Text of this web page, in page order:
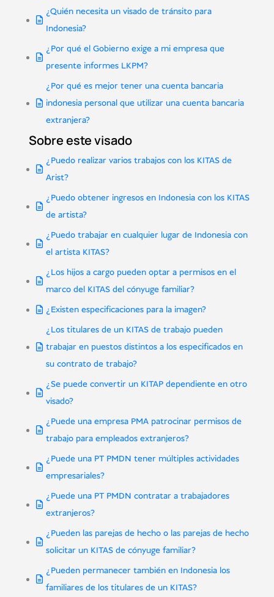
¿Quién necesita un visado de tránsito para
Indonesia?
¿Por qué el Gobierno exige a mi empresa que
presente informes LKPM?
¿Por qué es mejor tener una cuenta bancaria
indonesia personal que utilizar una cuenta bancaria
extranjera?
Sobre este visado
¿Puedo realizar varios trabajos con los KITAS de
Arist?
¿Puedo obtener ingresos en Indonesia con los KITAS
de artista?
¿Puedo trabajar en cualquier lugar de Indonesia con
el artista KITAS?
¿Los hijos a cargo pueden optar a permisos en el
marco del KITAS del cónyuge familiar?
¿Existen especificaciones para la imagen?
¿Los titulares de un KITAS de trabajo pueden
trabajar en puestos distintos a los especificados en
su contrato de trabajo?
¿Se puede convertir un KITAP dependiente en otro
visado?
¿Puede una empresa PMA patrocinar permisos de
trabajo para empleados extranjeros?
¿Puede una PT PMDN tener múltiples actividades
empresariales?
¿Puede una PT PMDN contratar a trabajadores
extranjeros?
¿Pueden las parejas de hecho o las parejas de hecho
solicitar un KITAS de cónyuge familiar?
¿Pueden permanecer también en Indonesia los
familiares de los titulares de un KITAS?